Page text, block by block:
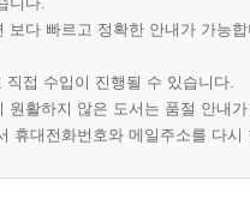
다 빠르고 정확한 안내가 가능
접 수입이 진행될 수 있습니다.
활하지 않은 도서는 품절 안내
대전화번호와 메일주소를 다시